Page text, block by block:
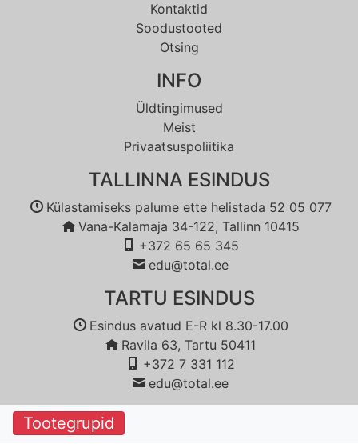
Tootegrupid
Kontaktid
Soodustooted
Otsing
INFO
Üldtingimused
Meist
Privaatsuspoliitika
TALLINNA ESINDUS
Külastamiseks palume ette helistada 52 05 077
Vana-Kalamaja 34-122, Tallinn 10415
+372 65 65 345
edu@total.ee
TARTU ESINDUS
Esindus avatud E-R kl 8.30-17.00
Ravila 63, Tartu 50411
+372 7 331 112
edu@total.ee